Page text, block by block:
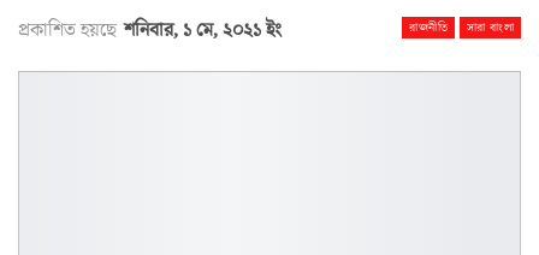
রাজনীতি সারা বাংলা
প্রকাশিত হয়ছে শনিবার, ১ মে, ২০২১ ইং